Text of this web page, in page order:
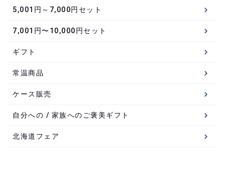
5,001円～7,000円セット
7,001円〜10,000円セット
ギフト
常温商品
ケース販売
自分への / 家族へのご褒美ギフト
北海道フェア